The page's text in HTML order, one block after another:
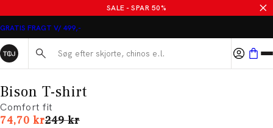
SALE - SPAR 50%
GRATIS FRAGT V/ 499,-
Søg her...
Bison T-shirt
Comfort fit
74,70 krI alt (uden rabat)
249 kr